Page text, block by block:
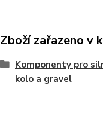
Zboží zařazeno v
Komponenty pro
kolo a gravel